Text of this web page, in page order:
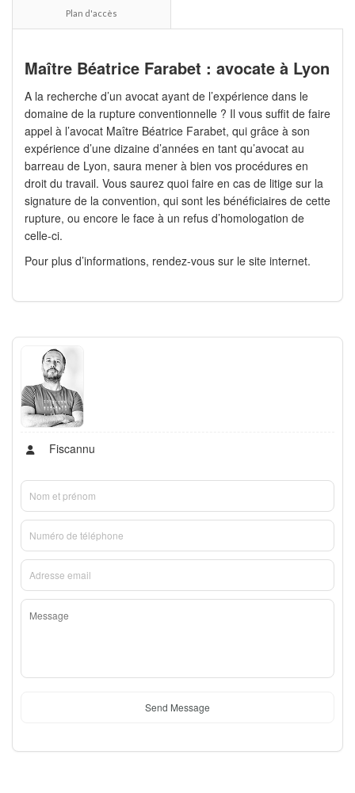
Plan d'accès
Maître Béatrice Farabet : avocate à Lyon
A la recherche d’un avocat ayant de l’expérience dans le
domaine de la rupture conventionnelle ? Il vous suffit de faire
appel à l’avocat Maître Béatrice Farabet, qui grâce à son
expérience d’une dizaine d’années en tant qu’avocat au
barreau de Lyon, saura mener à bien vos procédures en
droit du travail. Vous saurez quoi faire en cas de litige sur la
signature de la convention, qui sont les bénéficiaires de cette
rupture, ou encore le face à un refus d’homologation de
celle-ci.
Pour plus d’informations, rendez-vous sur le site internet.
Fiscannu
Send Message